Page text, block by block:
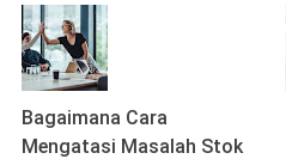
Bagaimana Cara
Mengatasi Masalah Stok